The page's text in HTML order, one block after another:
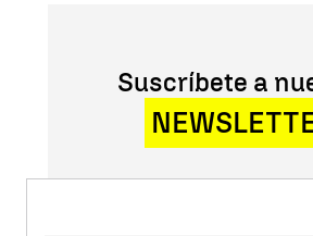
Suscríbete a